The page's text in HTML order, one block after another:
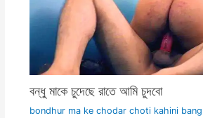
বন্ধু মাকে চুদেছে রাতে আমি চুদবো
bondhur ma ke chodar choti kahini